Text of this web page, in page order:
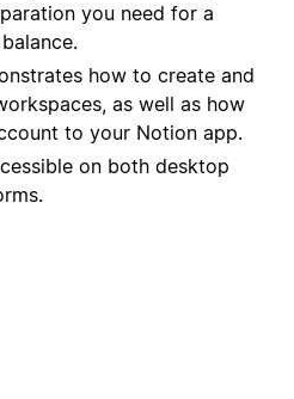
you need for a
how to create and
as well as how
to your Notion app.
on both desktop